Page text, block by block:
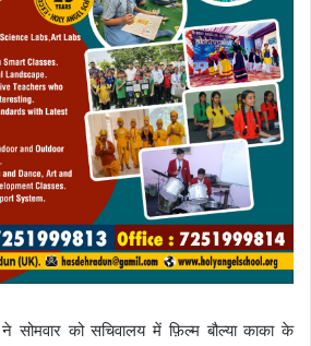
सोमवार को सचिवालय में फ़िल्म बौल्या काका के